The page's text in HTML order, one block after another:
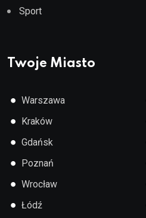
Sport
Twoje Miasto
● Warszawa
● Kraków
● Gdańsk
● Poznań
● Wrocław
● Łódź